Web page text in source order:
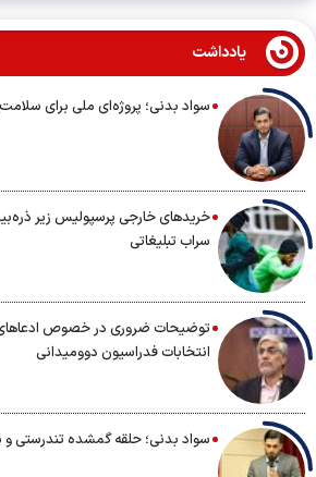
یادداشت
سواد بدنی؛ پروژه‌ای ملی برای سلامت
خریدهای خارجی پرسپولیس زیر
سراب تبلیغاتی
توضیحات ضروری در خصوص ادعاهای
انتخابات فدراسیون دوومیدانی
سواد بدنی؛ حلقه گمشده تندرستی و